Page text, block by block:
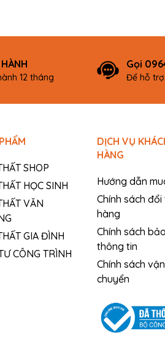
12 tháng
Gọi
Để hỗ
SHOP
HỌC SINH
VĂN
GIA ĐÌNH
CÔNG TRÌNH
DỊCH VỤ
HÀNG
Hướng dẫn
Chính sách
hàng
Chính sách
thông tin
Chính sách vận
chuyển